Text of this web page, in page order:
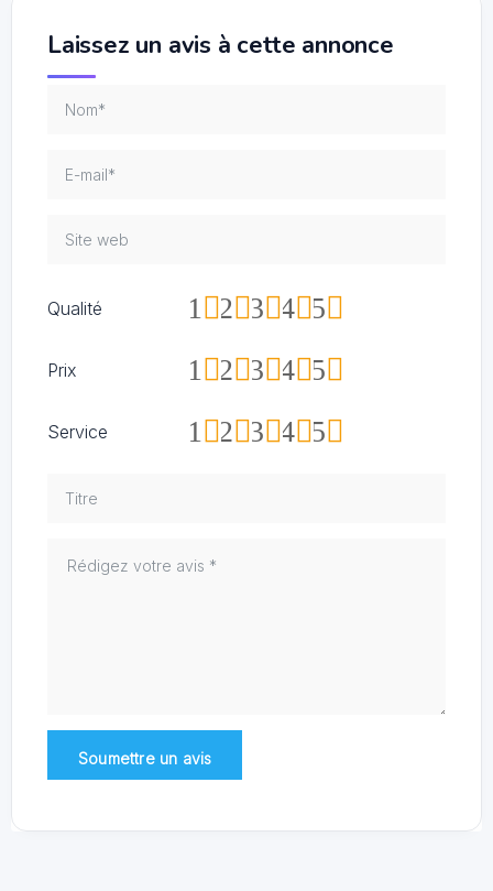
Laissez un avis à cette annonce
Qualité 5
4
3
2
1
Prix 5
4
3
2
1
Service 5
4
3
2
1